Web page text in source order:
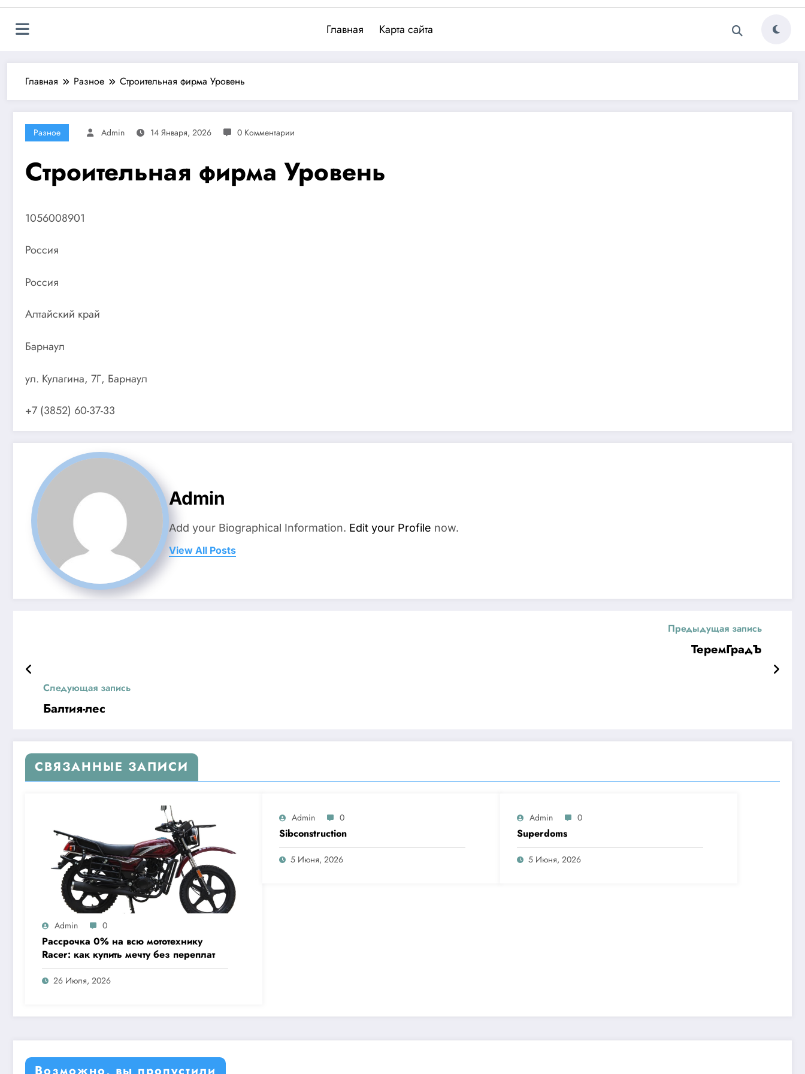
Главная Карта сайта
Главная Разное Строительная фирма Уровень
Разное Admin 14 Января, 2026 0 Комментарии
Строительная фирма Уровень
1056008901
Россия
Россия
Алтайский край
Барнаул
ул. Кулагина, 7Г, Барнаул
+7 (3852) 60-37-33
Admin
Add your Biographical Information. Edit your Profile now.
View All Posts
Предыдущая запись
ТеремГрадЪ
Следующая запись
Балтия-лес
СВЯЗАННЫЕ ЗАПИСИ
Admin 0
Рассрочка 0% на всю мототехнику
Racer: как купить мечту без переплат
26 Июля, 2026
Admin 0
Sibconstruction
5 Июня, 2026
Admin 0
Superdoms
5 Июня, 2026